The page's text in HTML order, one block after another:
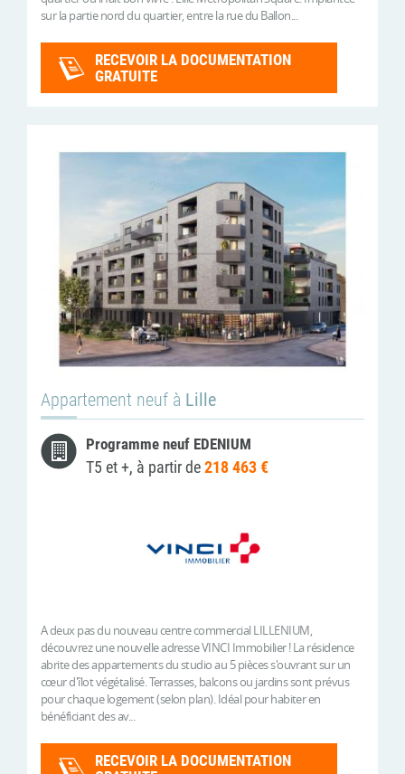
sur la partie nord du quartier, entre la rue du Ballon...
RECEVOIR LA DOCUMENTATION
GRATUITE
Appartement neuf à Lille
Programme neuf EDENIUM
T5 et +, à partir de218 463 €
A deux pas du nouveau centre commercial LILLENIUM,
découvrez une nouvelle adresse VINCI Immobilier ! La résidence
abrite des appartements du studio au 5 pièces s'ouvrant sur un
cœur d'îlot végétalisé. Terrasses, balcons ou jardins sont prévus
pour chaque logement (selon plan). Idéal pour habiter en
bénéficiant des av...
RECEVOIR LA DOCUMENTATION